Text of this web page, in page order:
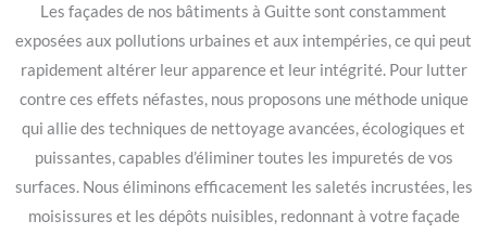
Les façades de nos bâtiments à Guitte sont constamment
exposées aux pollutions urbaines et aux intempéries, ce qui peut
rapidement altérer leur apparence et leur intégrité. Pour lutter
contre ces effets néfastes, nous proposons une méthode unique
qui allie des techniques de nettoyage avancées, écologiques et
puissantes, capables d’éliminer toutes les impuretés de vos
surfaces. Nous éliminons efficacement les saletés incrustées, les
moisissures et les dépôts nuisibles, redonnant à votre façade